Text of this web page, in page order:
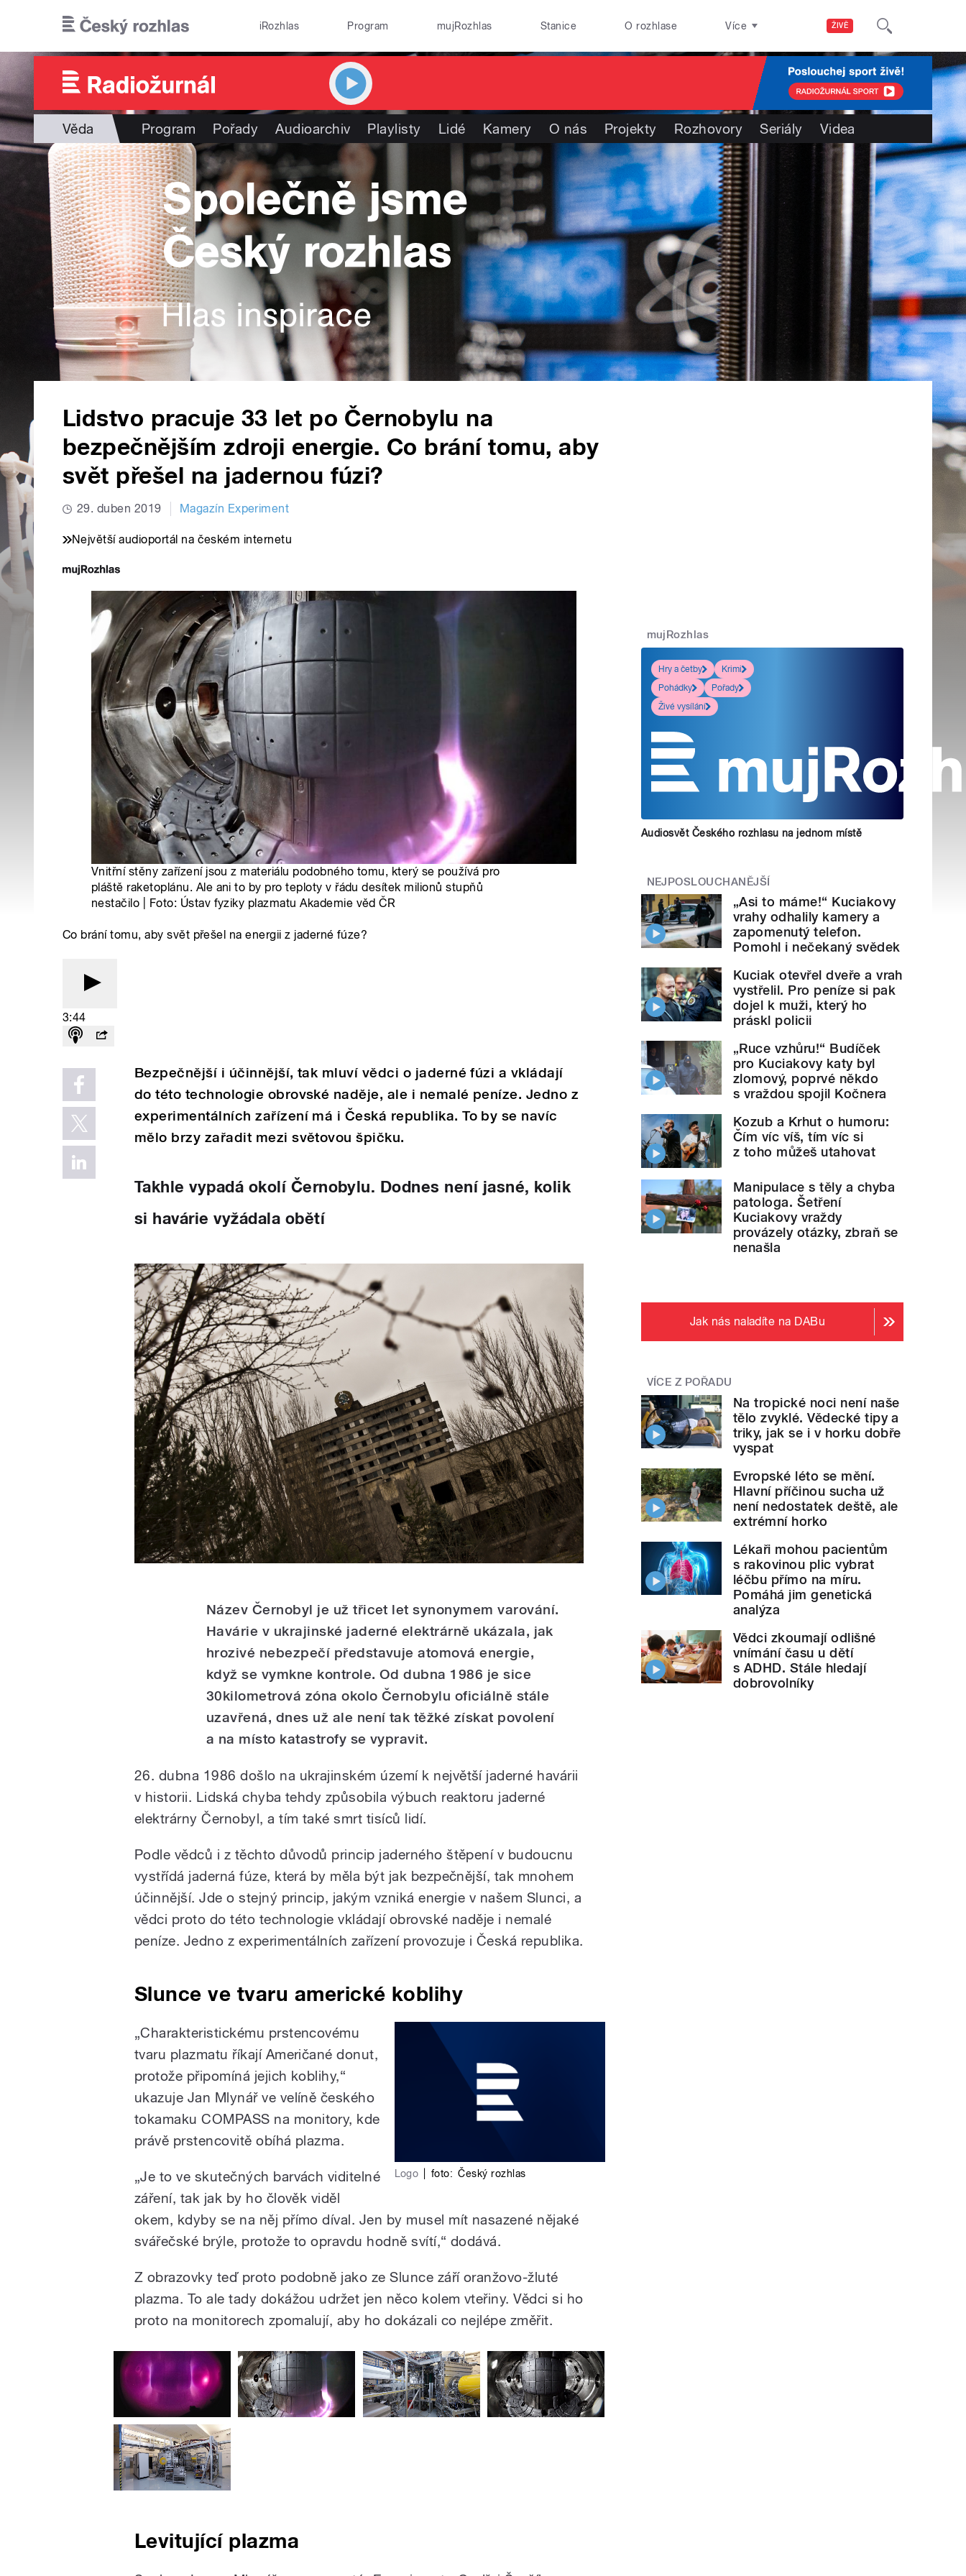
ŽIVĚ
iRozhlas Program mujRozhlas Stanice O rozhlase Více
Věda Program Pořady Audioarchiv Playlisty Lidé Kamery O nás Projekty Rozhovory Seriály Videa
Lidstvo pracuje 33 let po Černobylu na
bezpečnějším zdroji energie. Co brání tomu, aby
svět přešel na jadernou fúzi?
29. duben 2019 Magazín Experiment
Největší audioportál na českém internetu
Vnitřní stěny zařízení jsou z materiálu podobného tomu, který se používá pro
pláště raketoplánu. Ale ani to by pro teploty v řádu desítek milionů stupňů
nestačilo | Foto: Ústav fyziky plazmatu Akademie věd ČR
Co brání tomu, aby svět přešel na energii z jaderné fúze?
3:44
Bezpečnější i účinnější, tak mluví vědci o jaderné fúzi a vkládají
do této technologie obrovské naděje, ale i nemalé peníze. Jedno z
experimentálních zařízení má i Česká republika. To by se navíc
mělo brzy zařadit mezi světovou špičku.
Takhle vypadá okolí Černobylu. Dodnes není jasné, kolik
si havárie vyžádala obětí
Název Černobyl je už třicet let synonymem varování.
Havárie v ukrajinské jaderné elektrárně ukázala, jak
hrozivé nebezpečí představuje atomová energie,
když se vymkne kontrole. Od dubna 1986 je sice
30kilometrová zóna okolo Černobylu oficiálně stále
uzavřená, dnes už ale není tak těžké získat povolení
a na místo katastrofy se vypravit.
26. dubna 1986 došlo na ukrajinském území k největší jaderné havárii
v historii. Lidská chyba tehdy způsobila výbuch reaktoru jaderné
elektrárny Černobyl, a tím také smrt tisíců lidí.
Podle vědců i z těchto důvodů princip jaderného štěpení v budoucnu
vystřídá jaderná fúze, která by měla být jak bezpečnější, tak mnohem
účinnější. Jde o stejný princip, jakým vzniká energie v našem Slunci, a
vědci proto do této technologie vkládají obrovské naděje i nemalé
peníze. Jedno z experimentálních zařízení provozuje i Česká republika.
Slunce ve tvaru americké koblihy
Logo foto: Český rozhlas
„Charakteristickému prstencovému
tvaru plazmatu říkají Američané donut,
protože připomíná jejich koblihy,“
ukazuje Jan Mlynář ve velíně českého
tokamaku COMPASS na monitory, kde
právě prstencovitě obíhá plazma.
„Je to ve skutečných barvách viditelné
záření, tak jak by ho člověk viděl
okem, kdyby se na něj přímo díval. Jen by musel mít nasazené nějaké
svářečské brýle, protože to opravdu hodně svítí,“ dodává.
Z obrazovky teď proto podobně jako ze Slunce září oranžovo-žluté
plazma. To ale tady dokážou udržet jen něco kolem vteřiny. Vědci si ho
proto na monitorech zpomalují, aby ho dokázali co nejlépe změřit.
Levitující plazma
mujRozhlas
Hry a četby
Krimi
Pohádky
Pořady
Živé vysílání
Audiosvět Českého rozhlasu na jednom místě
NEJPOSLOUCHANĚJŠÍ
„Asi to máme!“ Kuciakovy
vrahy odhalily kamery a
zapomenutý telefon.
Pomohl i nečekaný svědek
Kuciak otevřel dveře a vrah
vystřelil. Pro peníze si pak
dojel k muži, který ho
práskl policii
„Ruce vzhůru!“ Budíček
pro Kuciakovy katy byl
zlomový, poprvé někdo
s vraždou spojil Kočnera
Kozub a Krhut o humoru:
Čím víc víš, tím víc si
z toho můžeš utahovat
Manipulace s těly a chyba
patologa. Šetření
Kuciakovy vraždy
provázely otázky, zbraň se
nenašla
Jak nás naladíte na DABu
VÍCE Z POŘADU
Na tropické noci není naše
tělo zvyklé. Vědecké tipy a
triky, jak se i v horku dobře
vyspat
Evropské léto se mění.
Hlavní příčinou sucha už
není nedostatek deště, ale
extrémní horko
Lékaři mohou pacientům
s rakovinou plic vybrat
léčbu přímo na míru.
Pomáhá jim genetická
analýza
Vědci zkoumají odlišné
vnímání času u dětí
s ADHD. Stále hledají
dobrovolníky